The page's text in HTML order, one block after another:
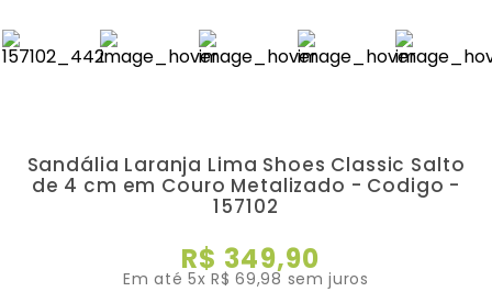
Sandália Laranja Lima Shoes Classic Salto
de 4 cm em Couro Metalizado - Codigo -
157102
R$ 349,90
Em até5xR$ 69,98 sem juros